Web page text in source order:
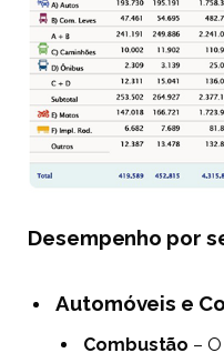
Desempenho por
Automóveis e
Combustão –